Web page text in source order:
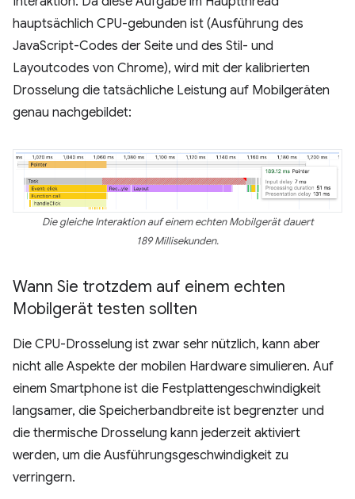
hauptsächlich CPU-gebunden ist (Ausführung des
JavaScript-Codes der Seite und des Stil- und
Layoutcodes von Chrome), wird mit der kalibrierten
Drosselung die tatsächliche Leistung auf Mobilgeräten
genau nachgebildet:
Die gleiche Interaktion auf einem echten Mobilgerät dauert
189 Millisekunden.
Wann Sie trotzdem auf einem echten
Mobilgerät testen sollten
Die CPU-Drosselung ist zwar sehr nützlich, kann aber
nicht alle Aspekte der mobilen Hardware simulieren. Auf
einem Smartphone ist die Festplattengeschwindigkeit
langsamer, die Speicherbandbreite ist begrenzter und
die thermische Drosselung kann jederzeit aktiviert
werden, um die Ausführungsgeschwindigkeit zu
verringern.